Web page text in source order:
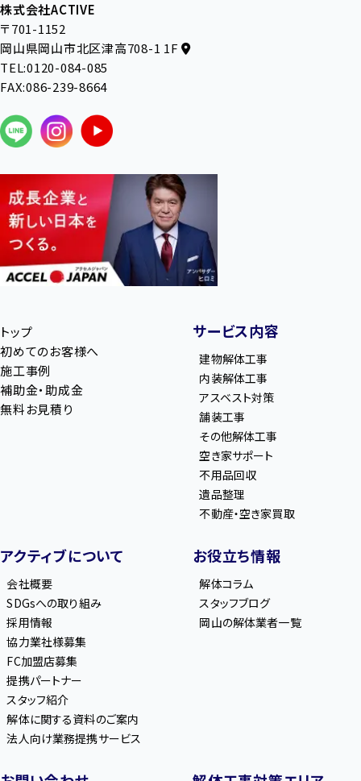
株式会社ACTIVE
〒701-1152
岡山県岡山市北区津高708-1 1F
TEL:0120-084-085
FAX:086-239-8664
トップ
初めてのお客様へ
施工事例
補助金・助成金
無料お見積り
サービス内容
建物解体工事
内装解体工事
アスベスト対策
舗装工事
その他解体工事
空き家サポート
不用品回収
遺品整理
不動産・空き家買取
アクティブについて
会社概要
SDGsへの取り組み
採用情報
協力業社様募集
FC加盟店募集
提携パートナー
スタッフ紹介
解体に関する資料のご案内
法人向け業務提携サービス
お役立ち情報
解体コラム
スタッフブログ
岡山の解体業者一覧